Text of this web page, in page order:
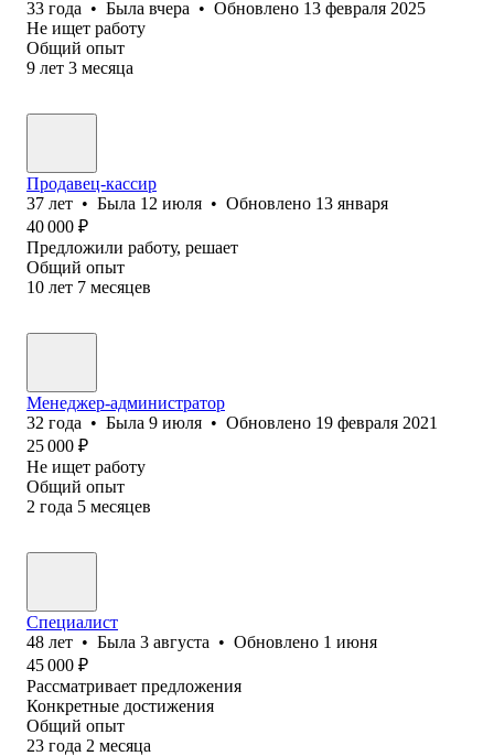
33 года • Была вчера • Обновлено 13 февраля 2025
Не ищет работу
Общий опыт
9 лет 3 месяца
Продавец-кассир
37 лет • Была 12 июля • Обновлено 13 января
40 000 ₽
Предложили работу, решает
Общий опыт
10 лет 7 месяцев
Менеджер-администратор
32 года • Была 9 июля • Обновлено 19 февраля 2021
25 000 ₽
Не ищет работу
Общий опыт
2 года 5 месяцев
Специалист
48 лет • Была 3 августа • Обновлено 1 июня
45 000 ₽
Рассматривает предложения
Конкретные достижения
Общий опыт
23 года 2 месяца